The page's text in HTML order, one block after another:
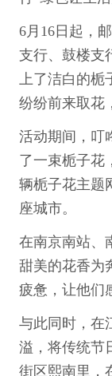
6月16日起，
支行、鼓楼支
上了洁白的栀
纷纷前来取花
活动期间，叮
了一束栀子花
辆栀子花主题
座城市。
在南京南站、
甜美的花香为
疲惫，让他们
与此同时，在
溢，将传统节
街区熙南里，